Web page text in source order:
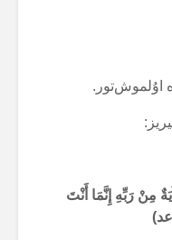
اۇلموش‌تور.
مِنْ رَبِّهِ إِنَّمَا أَنْتَ